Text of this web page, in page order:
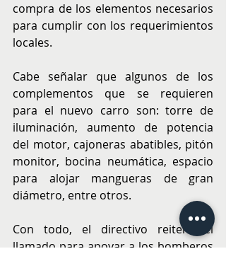
compra de los elementos necesarios
para cumplir con los requerimientos
locales.
Cabe señalar que algunos de los
complementos que se requieren
para el nuevo carro son: torre de
iluminación, aumento de potencia
del motor, cajoneras abatibles, pitón
monitor, bocina neumática, espacio
para alojar mangueras de gran
diámetro, entre otros.
Con todo, el directivo reiteró el
llamado para apoyar a los bomberos